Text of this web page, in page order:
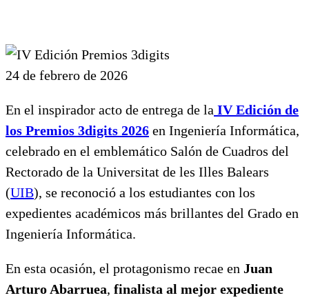
24 de febrero de 2026
En el inspirador acto de entrega de la IV Edición de
los Premios 3digits 2026 en Ingeniería Informática,
celebrado en el emblemático Salón de Cuadros del
Rectorado de la Universitat de les Illes Balears
(UIB), se reconoció a los estudiantes con los
expedientes académicos más brillantes del Grado en
Ingeniería Informática.
En esta ocasión, el protagonismo recae en Juan
Arturo Abarruea, finalista al mejor expediente